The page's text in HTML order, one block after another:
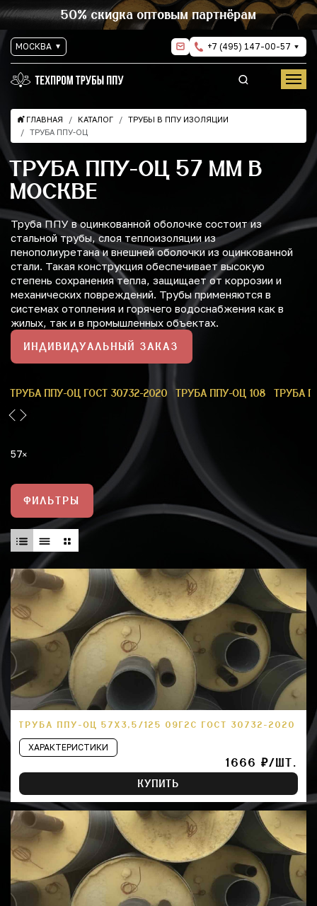
50% скидка оптовым партнёрам
МОСКВА +7 (495) 147-00-57
ГЛАВНАЯ КАТАЛОГ
ТРУБЫ В ППУ ИЗОЛЯЦИИ
ТРУБА ППУ-ОЦ
ТРУБА ППУ-ОЦ 57 ММ В
МОСКВЕ
Труба ППУ в оцинкованной оболочке состоит из
стальной трубы, слоя теплоизоляции из
пенополиуретана и внешней оболочки из оцинкованной
стали. Такая конструкция обеспечивает высокую
степень сохранения тепла, защищает от коррозии и
механических повреждений. Трубы применяются в
системах отопления и горячего водоснабжения как в
жилых, так и в промышленных объектах.
ИНДИВИДУАЛЬНЫЙ ЗАКАЗ
ТРУБА ППУ-ОЦ ГОСТ 30732-2020 ТРУБА ППУ-ОЦ 108 ТРУБА
57
ФИЛЬТРЫ
ТРУБА ППУ-ОЦ 57Х3,5/125 09Г2С ГОСТ 30732-2020
ХАРАКТЕРИСТИКИ
1666 ₽/ШТ.
КУПИТЬ